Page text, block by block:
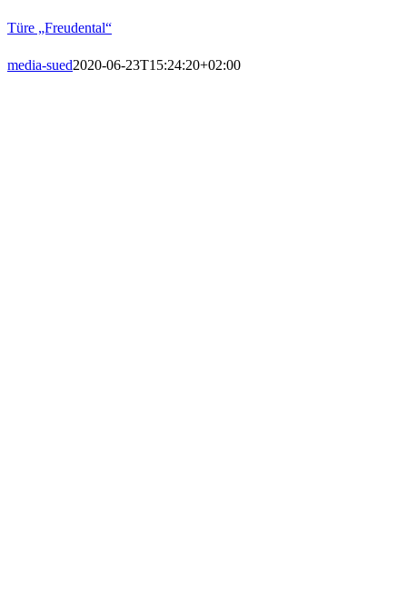
Türe „Freudental“
media-sued2020-06-23T15:24:20+02:00